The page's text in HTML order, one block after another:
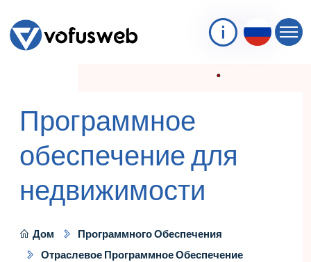
Программное
обеспечение для
недвижимости
Дом
Программного Обеспечения
Отраслевое Программное Обеспечение